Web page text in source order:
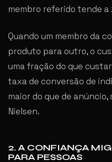
membro referido tende a
Quando um membro da
produto para outro, o
uma fração do que
taxa de conversão de
maior do que de
Nielsen.
2. A CONFIANÇA
PARA PESSOAS